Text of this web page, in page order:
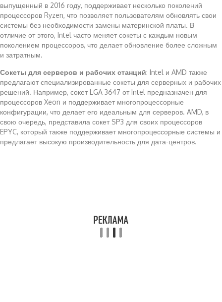
выпущенный в 2016 году, поддерживает несколько поколений
процессоров Ryzen, что позволяет пользователям обновлять свои
системы без необходимости замены материнской платы. В
отличие от этого, Intel часто меняет сокеты с каждым новым
поколением процессоров, что делает обновление более сложным
и затратным.
Сокеты для серверов и рабочих станций: Intel и AMD также
предлагают специализированные сокеты для серверных и рабочих
решений. Например, сокет LGA 3647 от Intel предназначен для
процессоров Xeon и поддерживает многопроцессорные
конфигурации, что делает его идеальным для серверов. AMD, в
свою очередь, представила сокет SP3 для своих процессоров
EPYC, который также поддерживает многопроцессорные системы и
предлагает высокую производительность для дата-центров.